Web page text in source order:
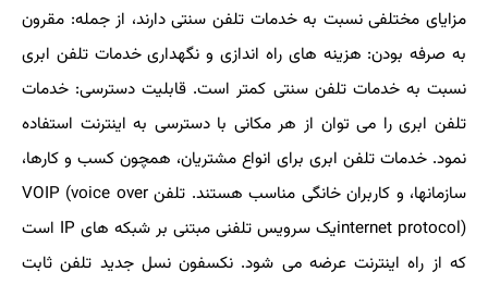
مزایای مختلفی نسبت به خدمات تلفن سنتی دارند، از جمله: مقرون
به صرفه بودن: هزینه های راه اندازی و نگهداری خدمات تلفن ابری
نسبت به خدمات تلفن سنتی کمتر است. قابلیت دسترسی: خدمات
تلفن ابری را می توان از هر مکانی با دسترسی به اینترنت استفاده
نمود. خدمات تلفن ابری برای انواع مشتریان، همچون کسب و کارها،
سازمانها، و کاربران خانگی مناسب هستند. تلفن VOIP (voice over
internet protocol)یک سرویس تلفنی مبتنی بر شبکه های IP است
که از راه اینترنت عرضه می شود. نکسفون نسل جدید تلفن ثابت